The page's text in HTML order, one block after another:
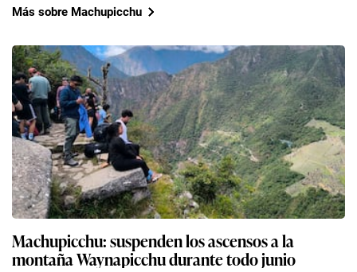
Más sobre Machupicchu
Machupicchu: suspenden los ascensos a la
montaña Waynapicchu durante todo junio